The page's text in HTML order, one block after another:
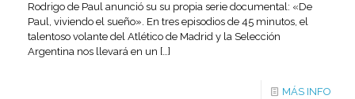
Rodrigo de Paul anunció su su propia serie documental: «De
Paul, viviendo el sueño». En tres episodios de 45 minutos, el
talentoso volante del Atlético de Madrid y la Selección
Argentina nos llevará en un […]
MÁS INFO